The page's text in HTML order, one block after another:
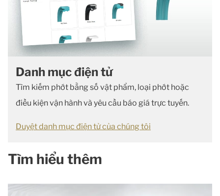
Danh mục điện tử
Tìm kiếm phớt bằng số vật phẩm, loại phớt hoặc
điều kiện vận hành và yêu cầu báo giá trực tuyến.
Duyệt danh mục điện tử của chúng tôi
Tìm hiểu thêm